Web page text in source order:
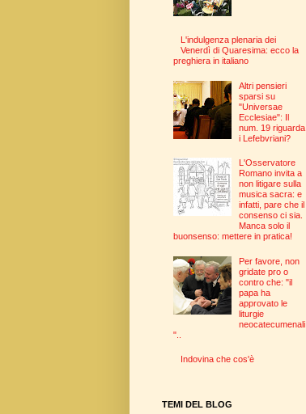
L'indulgenza plenaria dei
Venerdì di Quaresima: ecco la
preghiera in italiano
Altri pensieri
sparsi su
"Universae
Ecclesiae": Il
num. 19 riguarda
i Lefebvriani?
L'Osservatore
Romano invita a
non litigare sulla
musica sacra: e
infatti, pare che il
consenso ci sia.
Manca solo il
buonsenso: mettere in pratica!
Per favore, non
gridate pro o
contro che: "il
papa ha
approvato le
liturgie
neocatecumenali
"..
Indovina che cos'è
TEMI DEL BLOG